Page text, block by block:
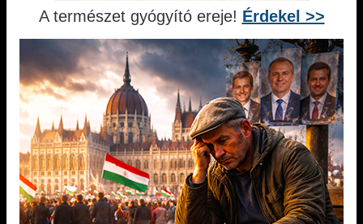
A természet gyógyító ereje! Érdekel >>